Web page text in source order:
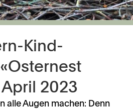
Kind-
2023
alle Augen machen: Denn